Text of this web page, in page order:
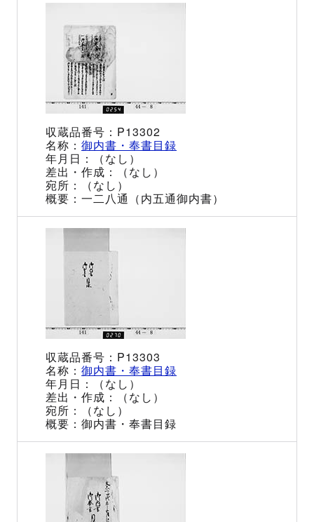
P13302
御内書・奉書目録
（なし）
（なし）
（なし）
一二八通（内五通御内書）
P13303
御内書・奉書目録
（なし）
（なし）
（なし）
御内書・奉書目録